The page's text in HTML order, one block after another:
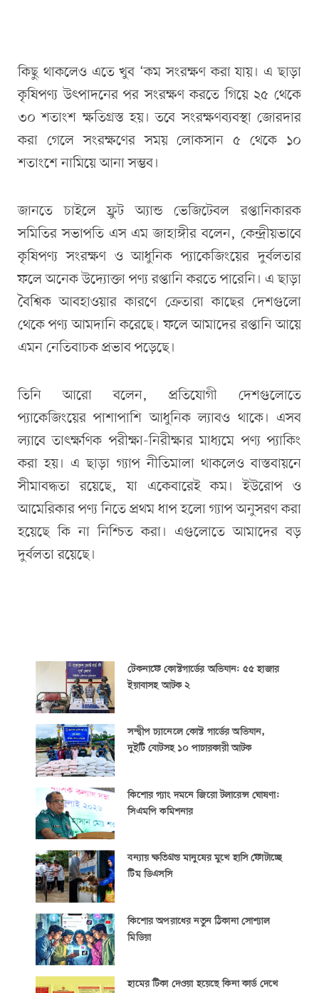
কিছু থাকলেও এতে খুব ‘কম সংরক্ষণ করা যায়। এ ছাড়া
কৃষিপণ্য উৎপাদনের পর সংরক্ষণ করতে গিয়ে ২৫ থেকে
৩০ শতাংশ ক্ষতিগ্রস্ত হয়। তবে সংরক্ষণব্যবস্থা জোরদার
করা গেলে সংরক্ষণের সময় লোকসান ৫ থেকে ১০
শতাংশে নামিয়ে আনা সম্ভব।
জানতে চাইলে ফ্রুট অ্যান্ড ভেজিটেবল রপ্তানিকারক
সমিতির সভাপতি এস এম জাহাঙ্গীর বলেন, কেন্দ্রীয়ভাবে
কৃষিপণ্য সংরক্ষণ ও আধুনিক প্যাকেজিংয়ের দুর্বলতার
ফলে অনেক উদ্যোক্তা পণ্য রপ্তানি করতে পারেনি। এ ছাড়া
বৈশ্বিক আবহাওয়ার কারণে ক্রেতারা কাছের দেশগুলো
থেকে পণ্য আমদানি করেছে। ফলে আমাদের রপ্তানি আয়ে
এমন নেতিবাচক প্রভাব পড়েছে।
তিনি আরো বলেন, প্রতিযোগী দেশগুলোতে
প্যাকেজিংয়ের পাশাপাশি আধুনিক ল্যাবও থাকে। এসব
ল্যাবে তাৎক্ষণিক পরীক্ষা-নিরীক্ষার মাধ্যমে পণ্য প্যাকিং
করা হয়। এ ছাড়া গ্যাপ নীতিমালা থাকলেও বাস্তবায়নে
সীমাবদ্ধতা রয়েছে, যা একেবারেই কম। ইউরোপ ও
আমেরিকার পণ্য নিতে প্রথম ধাপ হলো গ্যাপ অনুসরণ করা
হয়েছে কি না নিশ্চিত করা। এগুলোতে আমাদের বড়
দুর্বলতা রয়েছে।
টেকনাফে কোস্টগার্ডের অভিযান: ৫৫ হাজার
ইয়াবাসহ আটক ২
সন্দ্বীপ চ্যানেলে কোস্ট গার্ডের অভিযান,
দুইটি বোটসহ ১০ পাচারকারী আটক
কিশোর গ্যাং দমনে জিরো টলারেন্স ঘোষণা:
সিএমপি কমিশনার
বন্যায় ক্ষতিগ্রস্ত মানুষের মুখে হাসি ফোটাচ্ছে
টিম ডিএসসি
কিশোর অপরাধের নতুন ঠিকানা সোশ্যাল
মিডিয়া
হামের টিকা দেওয়া হয়েছে কিনা কার্ড দেখে